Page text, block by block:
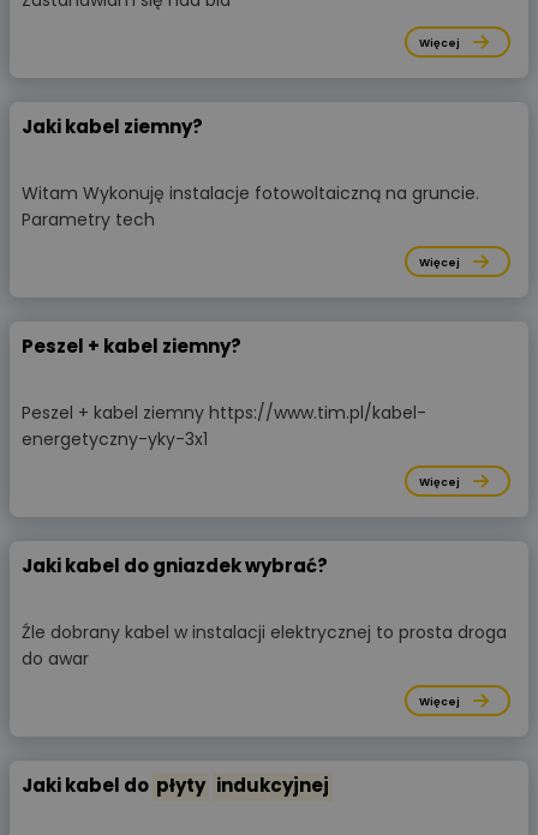
Więcej
Jaki kabel ziemny?
Witam Wykonuję instalacje fotowoltaiczną na gruncie.
Parametry tech
Więcej
Peszel + kabel ziemny?
Peszel + kabel ziemny https://www.tim.pl/kabel-
energetyczny-yky-3x1
Więcej
Jaki kabel do gniazdek wybrać?
Źle dobrany kabel w instalacji elektrycznej to prosta droga
do awar
Więcej
Jaki kabel do płyty indukcyjnej